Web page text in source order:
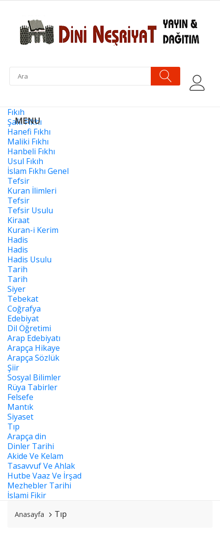
Fıkıh
Şafii Fıkhı
Hanefi Fıkhı
Maliki Fıkhı
Hanbeli Fıkhı
Usul Fıkıh
İslam Fıkhı Genel
Tefsir
Kuran İlimleri
Tefsir
Tefsir Usulu
Kiraat
Kuran-i Kerim
Hadis
Hadis
Hadis Usulu
Tarih
Tarih
Siyer
Tebekat
Coğrafya
Edebiyat
Dil Öğretimi
Arap Edebiyatı
Arapça Hikaye
Arapça Sözlük
Şiir
Sosyal Bilimler
Rüya Tabirler
Felsefe
Mantık
Siyaset
Tıp
Arapça din
Dinler Tarihi
Akide Ve Kelam
Tasavvuf Ve Ahlak
Hutbe Vaaz Ve İrşad
Mezhebler Tarihi
İslami Fikir
Anasayfa Tıp